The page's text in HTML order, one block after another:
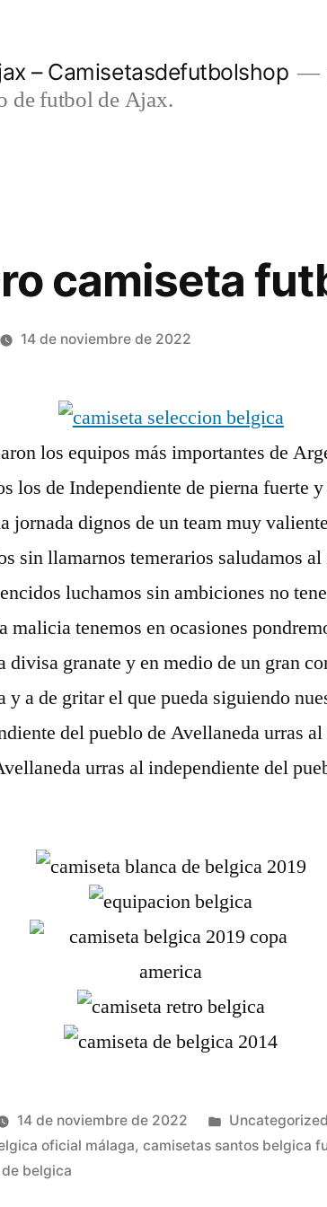
– Camisetasdefutbolshop
de futbol de Ajax.
camiseta
14 de noviembre de 2022
los equipos más importantes de
los de Independiente de pierna fuerte
jornada dignos de un team muy
sin llamarnos temerarios saludamos
luchamos sin ambiciones no
malicia tenemos en ocasiones
divisa granate y en medio de un gran
y a de gritar el que pueda siguiendo
del pueblo de Avellaneda urras
urras al independiente del
14 de noviembre de 2022
Publicado
en
Uncategorized
oficial málaga,camisetas santos belgica
belgica